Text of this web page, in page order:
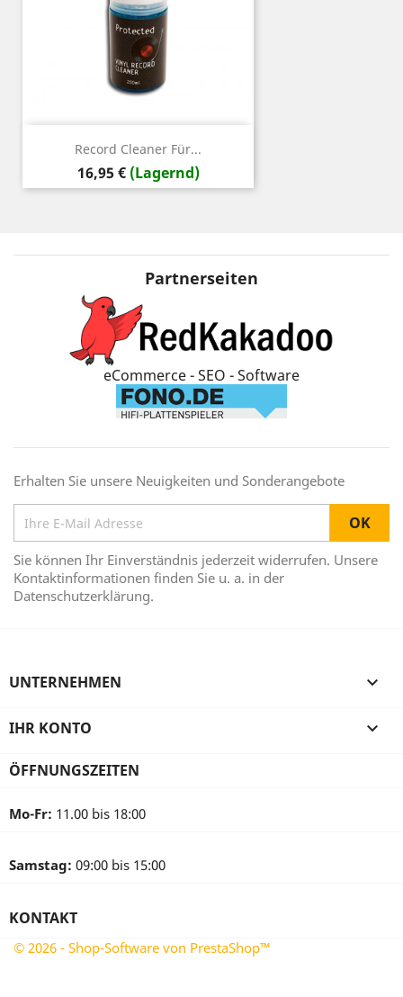
Record Cleaner Für...
Preis
16,95 € (Lagernd)
Partnerseiten
eCommerce - SEO - Software
Erhalten Sie unsere Neuigkeiten und Sonderangebote
Sie können Ihr Einverständnis jederzeit widerrufen. Unsere
Kontaktinformationen finden Sie u. a. in der
Datenschutzerklärung.
UNTERNEHMEN 
IHR KONTO 
ÖFFNUNGSZEITEN
Mo-Fr: 11.00 bis 18:00
Samstag: 09:00 bis 15:00
KONTAKT
© 2026 - Shop-Software von PrestaShop™